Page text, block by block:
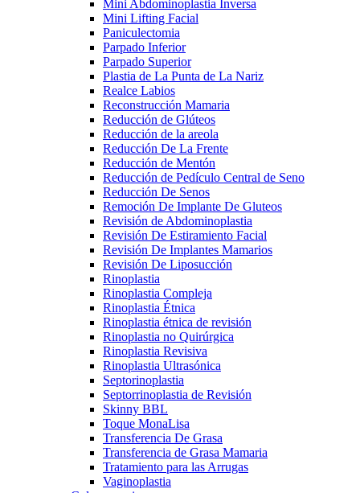
Mini Abdominoplastia Inversa
Mini Lifting Facial
Paniculectomia
Parpado Inferior
Parpado Superior
Plastia de La Punta de La Nariz
Realce Labios
Reconstrucción Mamaria
Reducción de Glúteos
Reducción de la areola
Reducción De La Frente
Reducción de Mentón
Reducción de Pedículo Central de Seno
Reducción De Senos
Remoción De Implante De Gluteos
Revisión de Abdominoplastia
Revisión De Estiramiento Facial
Revisión De Implantes Mamarios
Revisión De Liposucción
Rinoplastia
Rinoplastia Compleja
Rinoplastia Étnica
Rinoplastia étnica de revisión
Rinoplastia no Quirúrgica
Rinoplastia Revisiva
Rinoplastia Ultrasónica
Septorinoplastia
Septorrinoplastia de Revisión
Skinny BBL
Toque MonaLisa
Transferencia De Grasa
Transferencia de Grasa Mamaria
Tratamiento para las Arrugas
Vaginoplastia